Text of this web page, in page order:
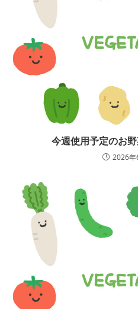
今週使用予定のお
2026年